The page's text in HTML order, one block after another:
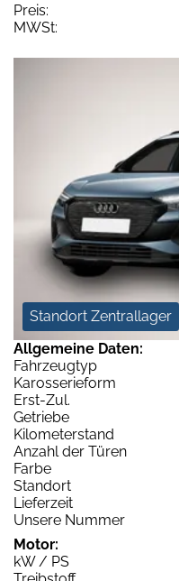
Preis:
MWSt:
Standort Zentrallager
Allgemeine Daten:
Fahrzeugtyp
Karosserieform
Erst-Zul.
Getriebe
Kilometerstand
Anzahl der Türen
Farbe
Standort
Lieferzeit
Unsere Nummer
Motor:
kW / PS